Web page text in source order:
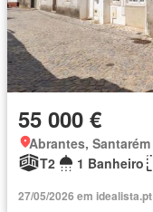
55 000 €
Abrantes, Santarém
T2
1 Banheiro
27/05/2026 em idealista.pt